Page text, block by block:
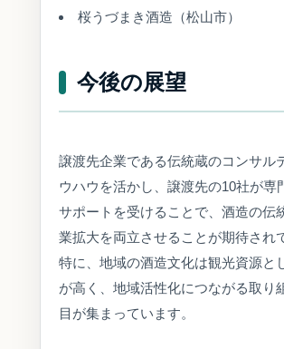
桜うづまき酒造（松山市）
今後の展望
譲渡先企業である伝統蔵のコンサル
ウハウを活かし、譲渡先の10社が専
サポートを受けることで、酒造の伝
業拡大を両立させることが期待され
特に、地域の酒造文化は観光資源と
が高く、地域活性化につながる取り
目が集まっています。